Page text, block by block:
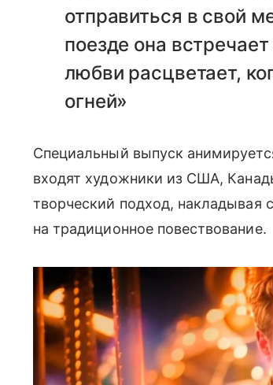
отправиться в свой
поезде она
любви расцветает,
огней»
Специальный выпуск
входят художники из США,
творческий подход, накладывая
на традиционное повествование.